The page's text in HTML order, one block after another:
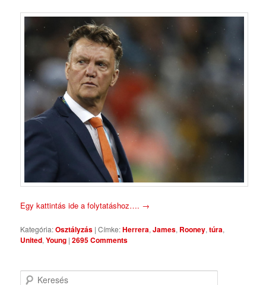
Egy kattintás ide a folytatáshoz…. →
Kategória:Osztályzás |Címke:Herrera,James, Rooney,túra,
United,Young |2695 Comments
Keresés